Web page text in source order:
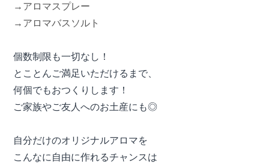
→アロマスプレー
→アロマバスソルト
個数制限も一切なし！
とことんご満足いただけるまで、
何個でもおつくりします！
ご家族やご友人へのお土産にも◎
自分だけのオリジナルアロマを
こんなに自由に作れるチャンスは